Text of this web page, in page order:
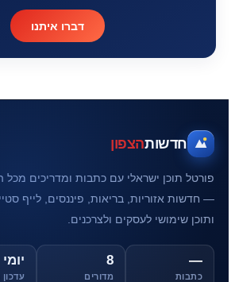
דברו איתנו
חדשותהצפון
פורטל תוכן ישראלי עם כתבות ומדריכים מכל
— חדשות אזוריות, בריאות, פיננסים, לייף
ותוכן שימושי לעסקים ולצרכנים.
—
כתבות
8
מדורים
יומי
עדכון